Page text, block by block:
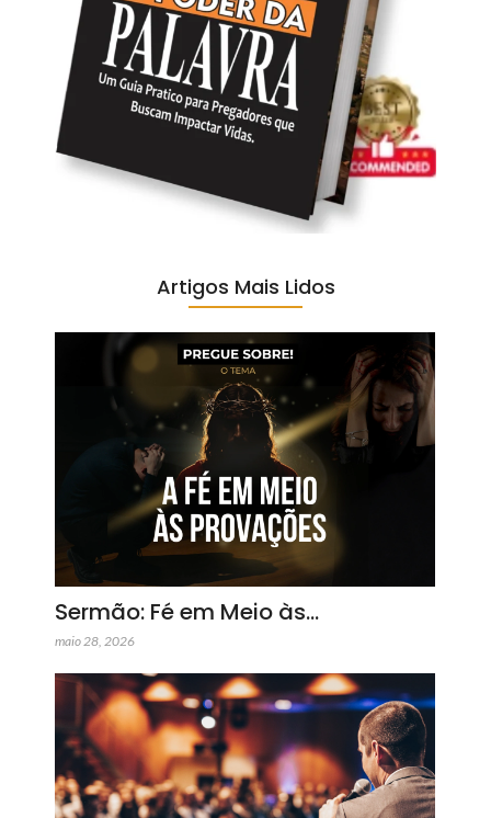
Artigos Mais Lidos
Sermão: Fé em Meio às…
maio 28, 2026